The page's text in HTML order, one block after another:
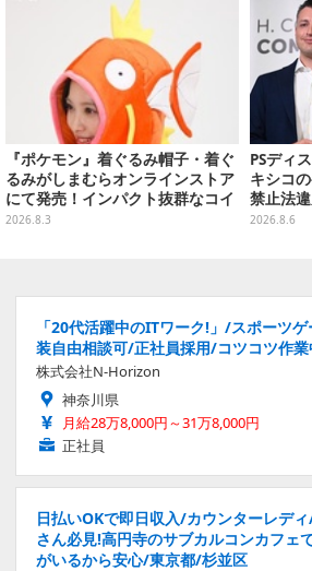
『ポケモン』着ぐるみ帽子・着ぐ
るみがしまむらオンラインストア
にて発売！インパクト抜群なコイ
キング、翼付きリザードンなど
2026.8.3
PSディ
キシコ
禁止法
「テク
ために
2026.8.6
「20代活躍中のITワーク!」/スポーツ
装自由相談可/正社員採用/コツコツ作
株式会社N-Horizon
神奈川県
月給28万8,000円～31万8,000円
正社員
日払いOKで即日収入/カウンターレデ
さん必見!高円寺のサブカルコンカフェ
がいるから安心/東京都/杉並区